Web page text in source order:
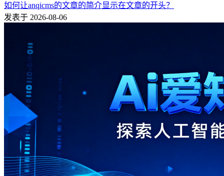
如何让anqicms的文章的简介显示在文章的开头？
发表于 2026-08-06